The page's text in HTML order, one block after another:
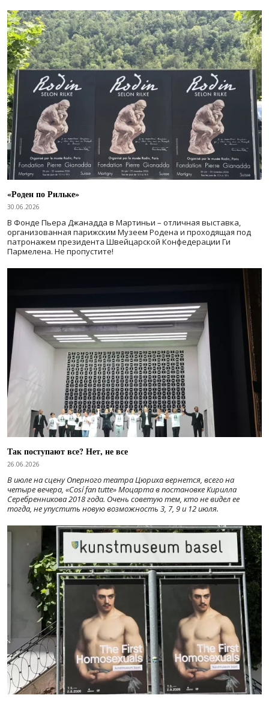
«Роден по Рильке»
30.06.2026
В Фонде Пьера Джанадда в Мартиньи – отличная выставка,
организованная парижским Музеем Родена и проходящая под
патронажем президента Швейцарской Конфедерации Ги
Пармелена. Не пропустите!
Так поступают все? Нет, не все
26.06.2026
В июле на сцену Оперного театра Цюриха вернется, всего на
четыре вечера, «Cosí fan tutte» Моцарта в постановке Кирилла
Серебренникова 2018 года. Очень советую тем, кто не видел ее
тогда, не упустить новую возможность 3, 7, 9 и 12 июля.